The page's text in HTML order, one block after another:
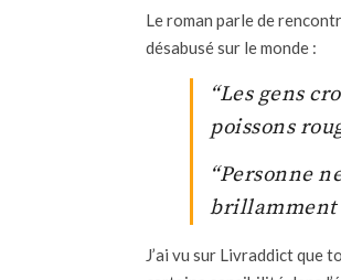
Le roman parle de
désabusé sur le monde :
“Les gens
poissons
“Personne
brillamment
J’ai vu sur Livraddict que